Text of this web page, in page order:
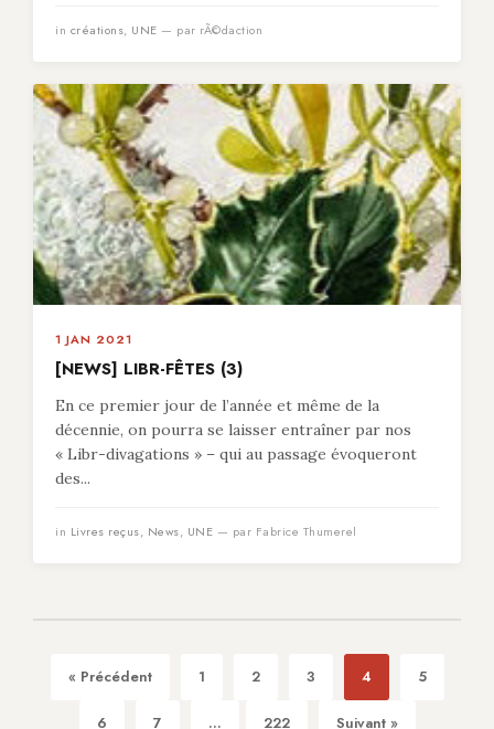
in créations, UNE — par rÃ©daction
1 JAN 2021
[NEWS] LIBR-FÊTES (3)
En ce premier jour de l’année et même de la
décennie, on pourra se laisser entraîner par nos
« Libr-divagations » – qui au passage évoqueront
des...
in Livres reçus, News, UNE — par Fabrice Thumerel
« Précédent 1 2 3 4 5
6 7 ... 222 Suivant »